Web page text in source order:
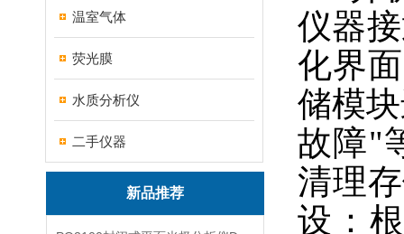
温室气体
荧光膜
水质分析仪
二手仪器
新品推荐
仪器
化界
储模
故障"
清理
设：